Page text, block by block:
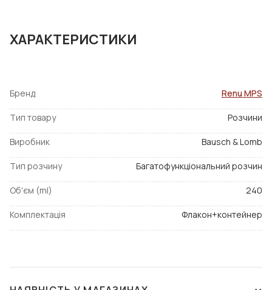
включая силикон-гидрогелевые.
ХАРАКТЕРИСТИКИ
Бренд Renu MPS
Тип товару Розчини
Виробник Bausch & Lomb
Тип розчину Багатофункціональний розчин
Об'єм (ml) 240
Комплектація Флакон+контейнер